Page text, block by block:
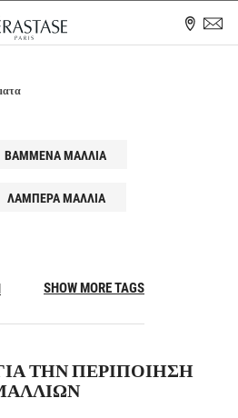
ΒΑΜΜΈΝΑ ΜΑΛΛΙΆ
ΛΑΜΠΕΡΆ ΜΑΛΛΙΆ
SHOW MORE TAGS
ΤΗΝ ΠΕΡΙΠΟΊΗΣΗ